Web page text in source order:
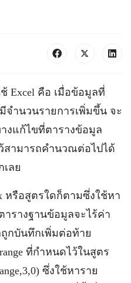
Excel คือ เมื่อข้อมูลที่
จำนวนรายการเพิ่มขึ้น จะ
งแก้ไขที่ตารางข้อมูล
สามารถคำนวณต่อไปได้
ลย
หรือสูตรใดก็ตามซึ่งใช้หา
รางฐานข้อมูลจะไร้ค่า
กบันทึกเพิ่มต่อท้าย
ที่กำหนดไว้ในสูตร
ซึ่งใช้หาราย